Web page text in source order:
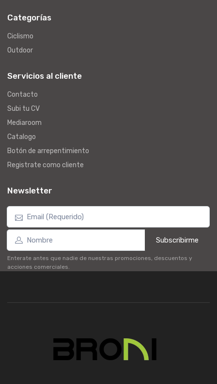
Categorías
Ciclismo
Outdoor
Servicios al cliente
Contacto
Subi tu CV
Mediaroom
Catalogo
Botón de arrepentimiento
Registrate como cliente
Newsletter
Subscribirme
Enterate antes que nadie de nuestras promociones, descuentos y
acciones comerciales.